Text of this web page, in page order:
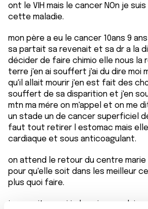
ont le VIH mais le cancer NOn je
cette maladie.
mon père a eu le cancer 10ans 9
sa partait sa revenait et sa dr a la
décider de faire chimio elle nous la
terre j'en ai souffert j'ai du dire moi
qu'il allait mourir j'en est fait des
souffert de sa disparition et j'en
mtn ma mére on m'appel et on me
un stade un de cancer superficiel
faut tout retirer l estomac mais elle
cardiaque et sous anticoagulant.
on attend le retour du centre
pour qu'elle soit dans les meilleur
plus quoi faire.
je ne sait pas si je la soigne ou